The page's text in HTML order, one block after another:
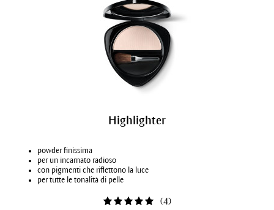
Highlighter
powder finissima
per un incarnato radioso
con pigmenti che riflettono la luce
per tutte le tonalità di pelle
(4)